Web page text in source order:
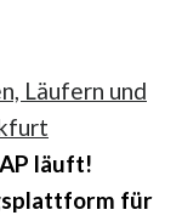
Läufern und
läuft!
für